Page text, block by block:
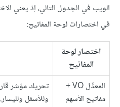
في اختصارات لوحة المفاتيح:
اختصار لوحة
المفاتيح
المعدِّل VO +
مفاتيح الأسهم
وللأسفل ولليسار.